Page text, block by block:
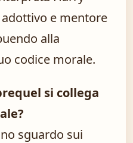
e mentore
alla
codice morale.
si collega
sguardo sui